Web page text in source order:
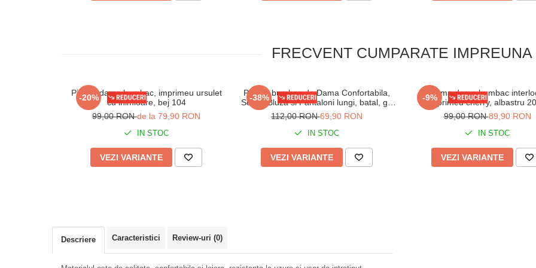
FRECVENT CUMPARATE IMPREUNA
-20%
Pijama dama bumbac, imprimeu ursulet
cu inimioare, bej 104
99,00 RONde la 79,90 RON
IN STOC
VEZI VARIANTE
-38%
Pijama bumbac de Dama Confortabila,
Set cu Bluza si Pantaloni lungi, batal, gri
16255
112,00 RON69,90 RON
IN STOC
VEZI VARIANTE
-9%
Pijama dama bumbac
imprimeu cherry, albastru
99,00 RON89,90 RON
IN STOC
VEZI VARIANTE
Descriere Caracteristici Review-uri (0)